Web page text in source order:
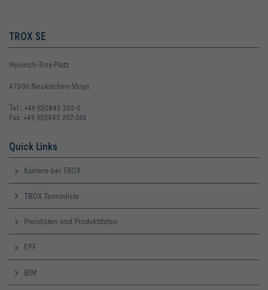
TROX SE
Heinrich-Trox-Platz
47506 Neukirchen-Vluyn
Tel.: +49 (0)2845 202-0
Fax: +49 (0)2845 202-265
Quick Links
Karriere bei TROX
TROX Terminliste
Preislisten und Produktdaten
EPF
BIM